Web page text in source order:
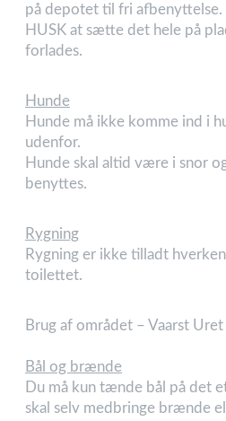
på depotet til fri afbenyttelse.
HUSK at sætte det hele på
forlades.
Hunde
Hunde må ikke komme ind i
udenfor.
Hunde skal altid være i snor
benyttes.
Rygning
Rygning er ikke tilladt
toilettet.
Brug af området – Vaarst Uret
Bål og brænde
Du må kun tænde bål på det
skal selv medbringe brænde